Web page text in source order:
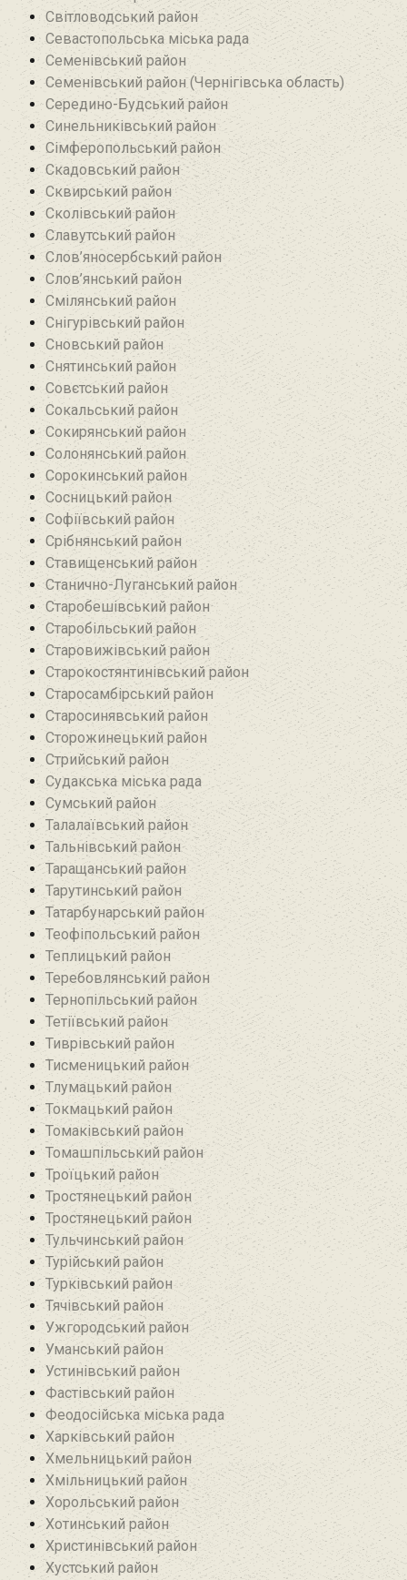
Світловодський район
Севастопольська міська рада
Семенівський район
Семенівський район (Чернігівська область)
Середино-Будський район
Синельниківський район
Сімферопольський район
Скадовський район
Сквирський район
Сколівський район
Славутський район
Слов’яносербський район
Слов’янський район
Смілянський район
Снігурівський район‎
Сновський район
Снятинський район
Совєтський район
Сокальський район
Сокирянський район
Солонянський район
Сорокинський район
Сосницький район
Софіївський район
Срібнянський район‎
Ставищенський район
Станично-Луганський район‎
Старобешівський район‎
Старобільський район
Старовижівський район
Старокостянтинівський район
Старосамбірський район
Старосинявський район
Сторожинецький район
Стрийський район
Судакська міська рада
Сумський район
Талалаївський район
Тальнівський район
Таращанський район
Тарутинський район
Татарбунарський район
Теофіпольський район‎
Теплицький район
Теребовлянський район
Тернопільський район
Тетіївський район
Тиврівський район
Тисменицький район
Тлумацький район
Токмацький район
Томаківський район
Томашпільський район
Троїцький район‎
Тростянецький район
Тростянецький район
Тульчинський район
Турійський район
Турківський район
Тячівський район
Ужгородський район
Уманський район
Устинівський район
Фастівський район
Феодосійська міська рада
Харківський район
Хмельницький район
Хмільницький район
Хорольський район
Хотинський район‎
Христинівський район
Хустський район